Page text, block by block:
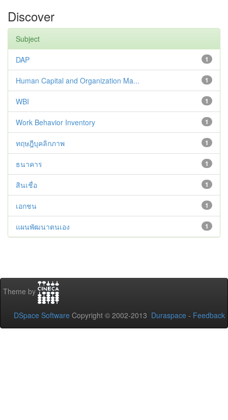
Discover
Subject
1
DAP
1
Human Capital and Organization Ma...
1
WBI
1
Work Behavior Inventory
1
ทฤษฎีบุคลิกภาพ
1
ธนาคาร
1
สินเชื่อ
1
เอกชน
1
แผนพัฒนาตนเอง
Theme by
DSpace Software Copyright © 2002-2013 Duraspace - Feedback